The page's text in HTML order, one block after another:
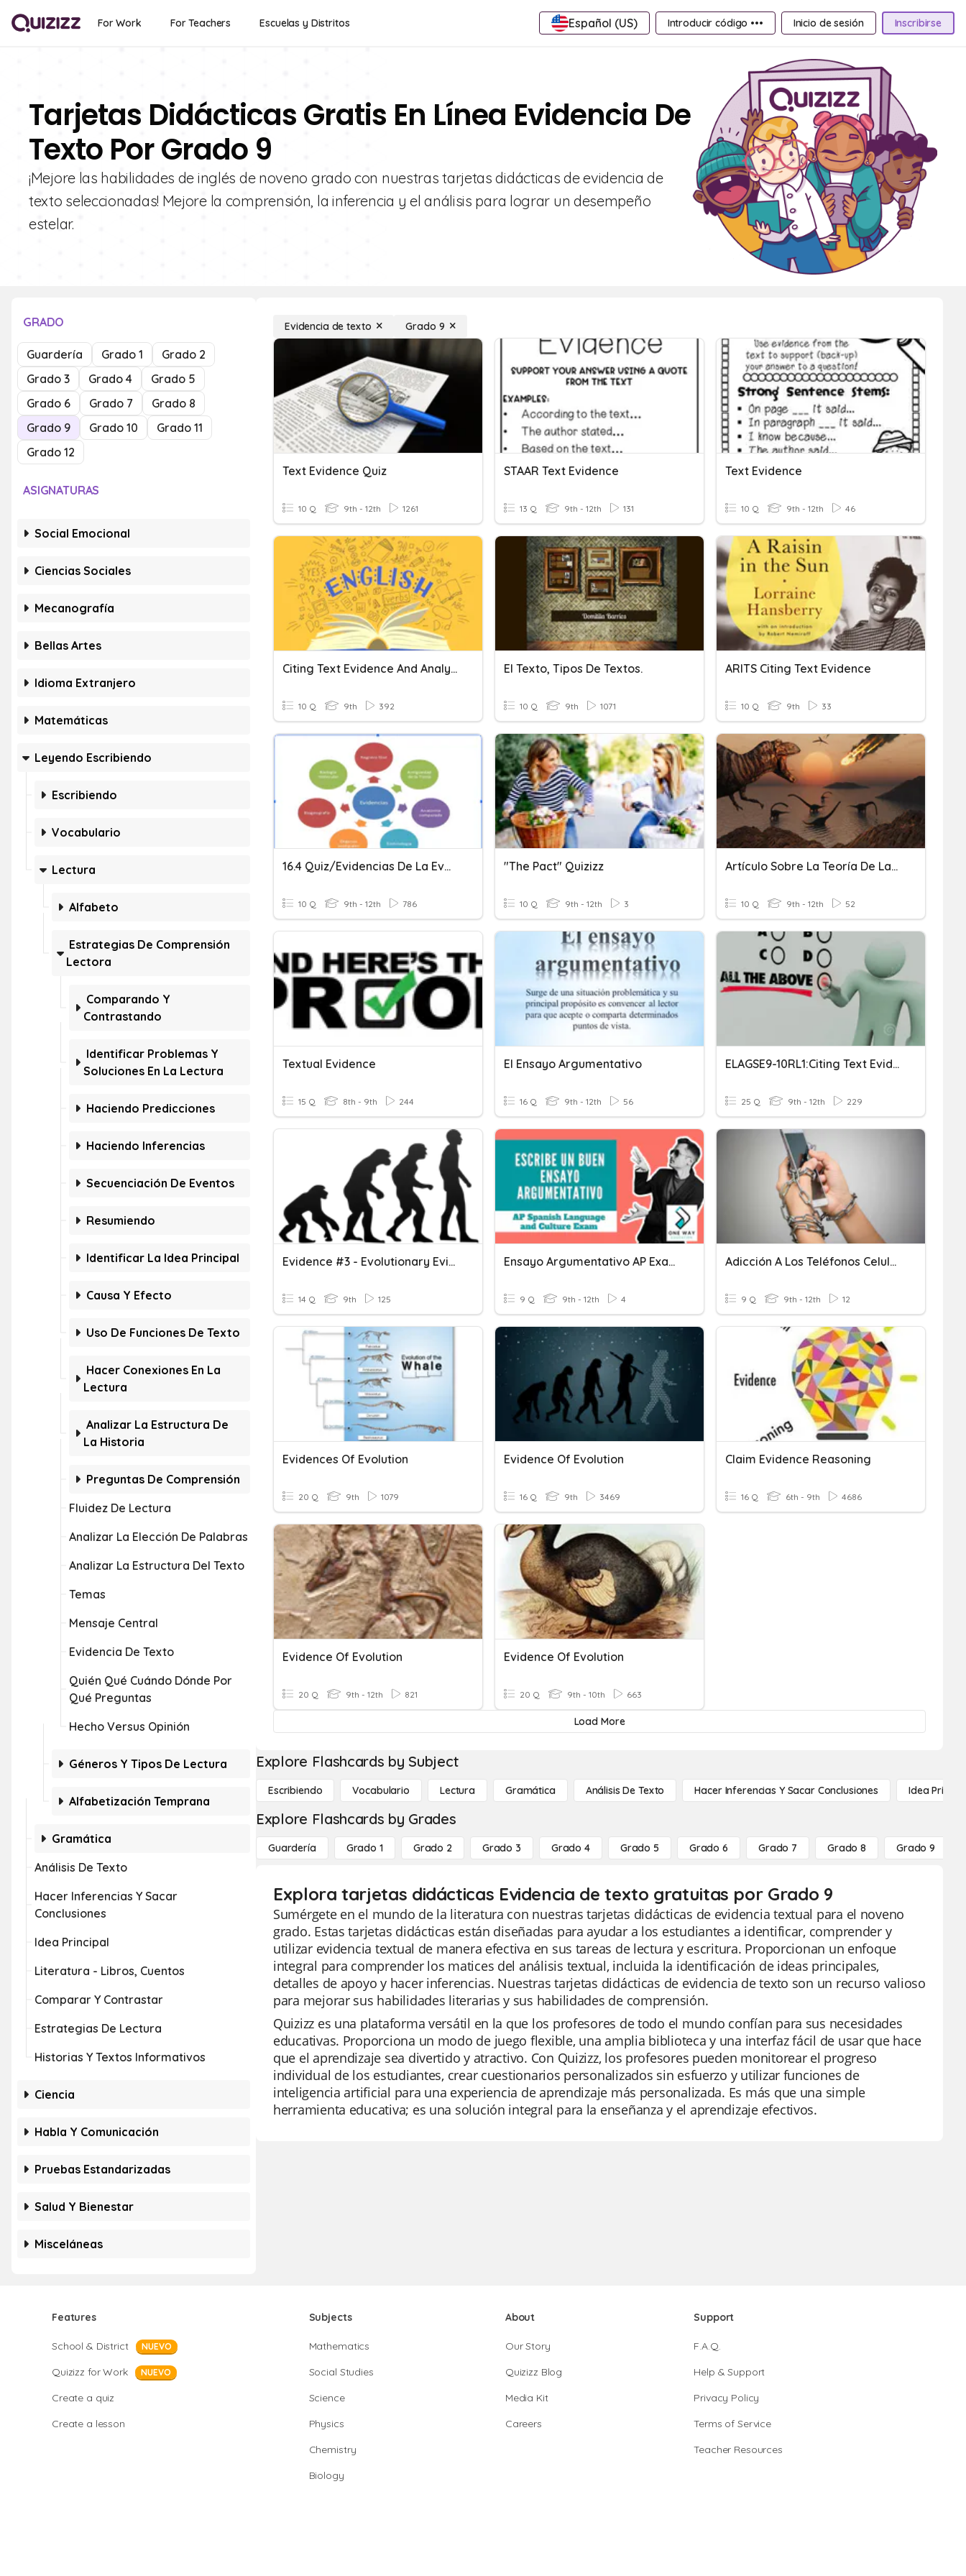
For Work For Teachers Escuelas y Distritos Español (US) Introducir código ••• Inicio de sesión Inscribirse
Tarjetas Didácticas Gratis En Línea Evidencia De
Texto Por Grado 9
¡Mejore las habilidades de inglés de noveno grado con nuestras tarjetas didácticas de evidencia de
texto seleccionadas! Mejore la comprensión, la inferencia y el análisis para lograr un desempeño
estelar.
GRADO
Guardería Grado 1
Grado 2
Grado 3
Grado 4
Grado 5
Grado 6
Grado 7
Grado 8
Grado 9
Grado 10
Grado 11
Grado 12
ASIGNATURAS
Social Emocional
Ciencias Sociales
Mecanografía
Bellas Artes
Idioma Extranjero
Matemáticas
Leyendo Escribiendo
Escribiendo
Vocabulario
Lectura
Alfabeto
Estrategias De Comprensión
Lectora
Comparando Y
Contrastando
Identificar Problemas Y
Soluciones En La Lectura
Haciendo Predicciones
Haciendo Inferencias
Secuenciación De Eventos
Resumiendo
Identificar La Idea Principal
Causa Y Efecto
Uso De Funciones De Texto
Hacer Conexiones En La
Lectura
Analizar La Estructura De
La Historia
Preguntas De Comprensión
Fluidez De Lectura
Analizar La Elección De Palabras
Analizar La Estructura Del Texto
Temas
Mensaje Central
Evidencia De Texto
Quién Qué Cuándo Dónde Por
Qué Preguntas
Hecho Versus Opinión
Géneros Y Tipos De Lectura
Alfabetización Temprana
Gramática
Análisis De Texto
Hacer Inferencias Y Sacar
Conclusiones
Idea Principal
Literatura - Libros, Cuentos
Comparar Y Contrastar
Estrategias De Lectura
Historias Y Textos Informativos
Ciencia
Habla Y Comunicación
Pruebas Estandarizadas
Salud Y Bienestar
Misceláneas
Evidencia de texto Grado 9
Text Evidence Quiz
10 Q 9th - 12th 1261
STAAR Text Evidence
13 Q 9th - 12th 131
Text Evidence
10 Q 9th - 12th 46
Citing Text Evidence And Analyzing Text
10 Q 9th 392
El Texto, Tipos De Textos.
10 Q 9th 1071
ARITS Citing Text Evidence
10 Q 9th 33
16.4 Quiz/Evidencias De La Evolucion
10 Q 9th - 12th 786
"The Pact" Quizizz
10 Q 9th - 12th 3
Artículo Sobre La Teoría De La Extinción De Los Dinosaurios
10 Q 9th - 12th 52
Textual Evidence
15 Q 8th - 9th 244
El Ensayo Argumentativo
16 Q 9th - 12th 56
ELAGSE9-10RL1:Citing Text Evidence/Inferences
25 Q 9th - 12th 229
Evidence #3 - Evolutionary Evidence Vocabulary Quiz
14 Q 9th 125
Ensayo Argumentativo AP Exam
9 Q 9th - 12th 4
Adicción A Los Teléfonos Celulares
9 Q 9th - 12th 12
Evidences Of Evolution
20 Q 9th 1079
Evidence Of Evolution
16 Q 9th 3469
Claim Evidence Reasoning
16 Q 6th - 9th 4686
Evidence Of Evolution
20 Q 9th - 12th 821
Evidence Of Evolution
20 Q 9th - 10th 663
Load More
Explore Flashcards by Subject
Escribiendo Vocabulario Lectura Gramática Análisis De Texto Hacer Inferencias Y Sacar Conclusiones Idea
Explore Flashcards by Grades
Guardería Grado 1 Grado 2 Grado 3 Grado 4 Grado 5 Grado 6 Grado 7 Grado 8 Grado 9
Explora tarjetas didácticas Evidencia de texto gratuitas por Grado 9
Sumérgete en el mundo de la literatura con nuestras tarjetas didácticas de evidencia textual para el noveno
grado. Estas tarjetas didácticas están diseñadas para ayudar a los estudiantes a identificar, comprender y
utilizar evidencia textual de manera efectiva en sus tareas de lectura y escritura. Proporcionan un enfoque
integral para comprender los matices del análisis textual, incluida la identificación de ideas principales,
detalles de apoyo y hacer inferencias. Nuestras tarjetas didácticas de evidencia de texto son un recurso valioso
para mejorar sus habilidades literarias y sus habilidades de comprensión.
Quizizz es una plataforma versátil en la que los profesores de todo el mundo confían para sus necesidades
educativas. Proporciona un modo de juego flexible, una amplia biblioteca y una interfaz fácil de usar que hace
que el aprendizaje sea divertido y atractivo. Con Quizizz, los profesores pueden monitorear el progreso
individual de los estudiantes, crear cuestionarios personalizados sin esfuerzo y utilizar funciones de
inteligencia artificial para una experiencia de aprendizaje más personalizada. Es más que una simple
herramienta educativa; es una solución integral para la enseñanza y el aprendizaje efectivos.
Features
School & District NUEVO
Quizizz for Work NUEVO
Create a quiz
Create a lesson
Subjects
Mathematics
Social Studies
Science
Physics
Chemistry
Biology
About
Our Story
Quizizz Blog
Media Kit
Careers
Support
F.A.Q.
Help & Support
Privacy Policy
Terms of Service
Teacher Resources